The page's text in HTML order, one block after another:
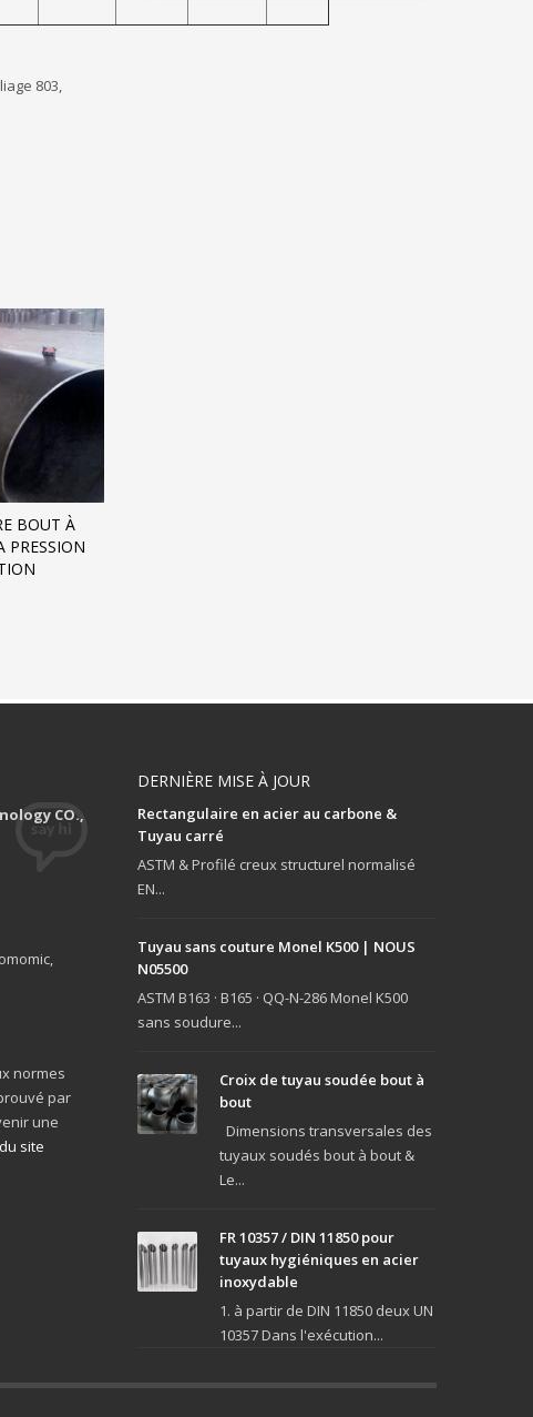
803,
BOUT À
PRESSION
CO.,
normes
par
une
site
DERNIÈRE MISE À JOUR
Rectangulaire en acier au carbone &
Tuyau carré
ASTM & Profilé creux structurel normalisé
EN...
Tuyau sans couture Monel K500 | NOUS
N05500
ASTM B163 · B165 · QQ-N-286 Monel K500
sans soudure...
Croix de tuyau soudée bout à
bout
Dimensions transversales des
tuyaux soudés bout à bout &
Le...
FR 10357 / DIN 11850 pour
tuyaux hygiéniques en acier
inoxydable
1. à partir de DIN 11850 deux UN
10357 Dans l'exécution...